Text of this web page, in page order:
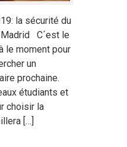
la sécurité du
C´est le
le moment pour
un
prochaine.
étudiants et
choisir la
[…]